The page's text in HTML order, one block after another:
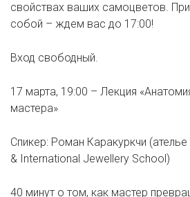
свойствах ваших самоцветов.
собой – ждем вас до 17:00!
Вход свободный.
17 марта, 19:00 – Лекция
мастера»
Спикер: Роман Каракуркчи
& International Jewellery School)
40 минут о том, как мастер